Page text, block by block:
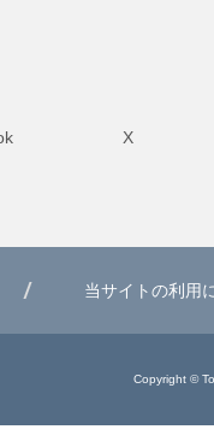
X
当サイトの利用
Copyright ©